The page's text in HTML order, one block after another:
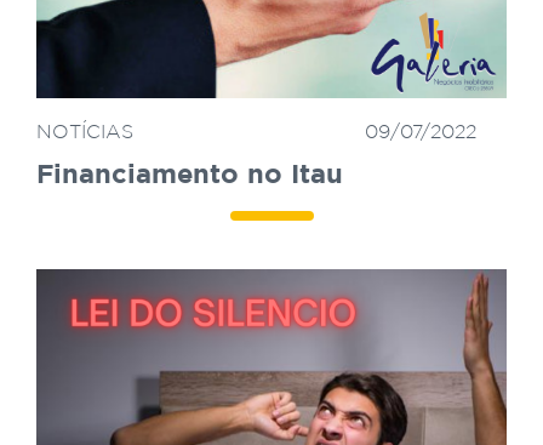
09/07/2022
NOTÍCIAS
Financiamento no Itau